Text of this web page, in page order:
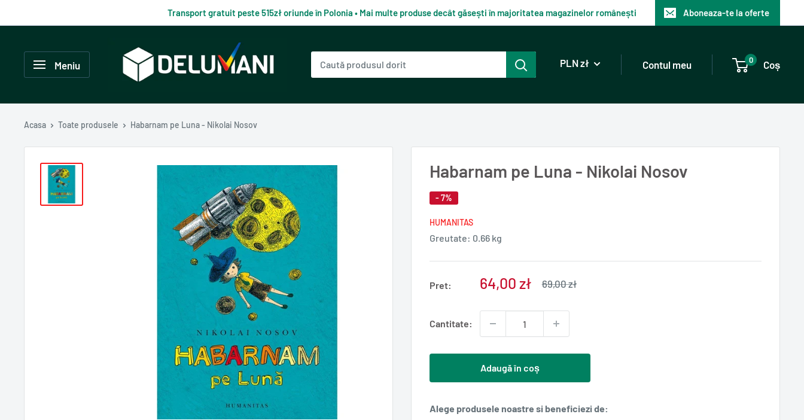
te
continut
Transport gratuit peste 515zł oriunde în Polonia • Mai multe produse decât găsești în majoritatea magazinelor românești Aboneaza-te la oferte
Meniu
Delumani
Magazin
PLN zł Contul meu 0 Coș
Acasa Toate produsele Habarnam pe Luna - Nikolai Nosov
Habarnam pe Luna - Nikolai Nosov
- 7%
HUMANITAS
Greutate: 0.66 kg
Pret:
Pret
64,00 zł
Pret
69,00 zł
Cantitate:
Adaugă în coș
Alege produsele noastre si beneficiezi de: